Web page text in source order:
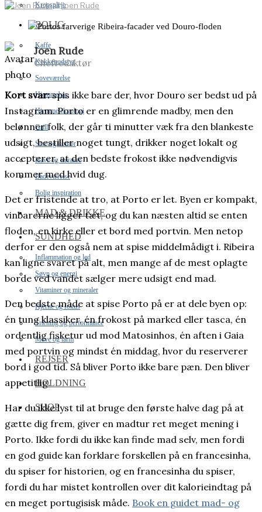
Kropspleje
BOLIG
Kaffe
Køkkenudstyr
Soveværelse
Hjemmebar
Hjemmeteknologi
Grill
Stue og kontor
Have og terrasse
Badeværelse
Bolig inspiration
MAD & DRIKKE
SUNDHED
Inflammation og led
Søvn og energi
Vitaminer og mineraler
Hjerne og fokus
Træning og performance
Mave og tarm
REJSER
HOLDNING
SHOP
afJoen Rude
Joen Rude
Chefredaktør
Kort svar:spis ikke bare der, hvor Douro ser bedst ud på
Instagram. Porto er en glimrende madby, men den
belønner folk, der går ti minutter væk fra den blankeste
udsigt, bestiller noget tungt, drikker noget lokalt og
accepterer, at den bedste frokost ikke nødvendigvis
kommer med hvid dug.
Det er fristende at tro, at Porto er let. Byen er kompakt,
vinbarerne ligger tæt, og du kan næsten altid se enten
floden, en kirke eller et bord med portvin. Men netop
derfor er den også nem at spise middelmådigt i. Ribeira
kan ligne svaret på alt, men mange af de mest oplagte
borde ved vandet sælger mere udsigt end mad.
Den bedste måde at spise Porto på er at dele byen op:
én tung klassiker, én frokost på marked eller tasca, én
ordentlig fisketur ud mod Matosinhos, én aften i Gaia
med portvin og mindst én middag, hvor du reserverer
bord i god tid. Så bliver Porto ikke bare pæn. Den bliver
appetitlig.
Har du ikke lyst til at bruge den første halve dag på at
gætte dig frem, giver en madtur ret meget mening i
Porto. Ikke fordi du ikke kan finde mad selv, men fordi
en god guide kan forklare forskellen på en francesinha,
du spiser for historien, og en francesinha du spiser,
fordi du har mistet kontrollen over dit kalorieindtag på
en meget portugisisk måde. Book en guidet mad- og